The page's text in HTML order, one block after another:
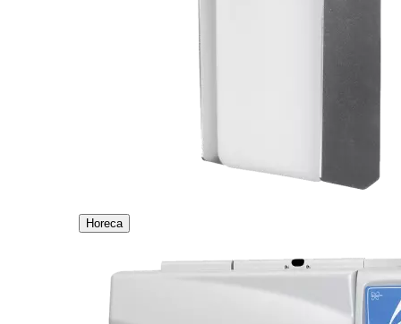
Horeca